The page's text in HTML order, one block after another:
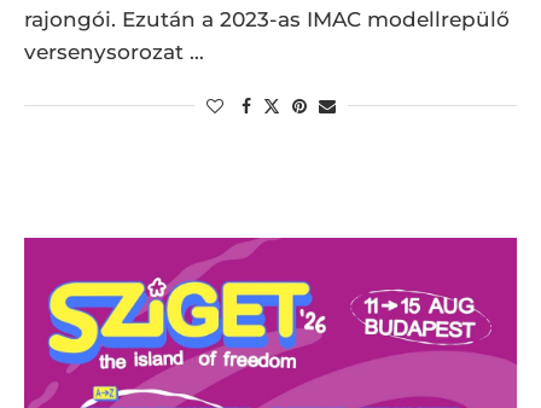
rajongói. Ezután a 2023-as IMAC modellrepülő
versenysorozat …